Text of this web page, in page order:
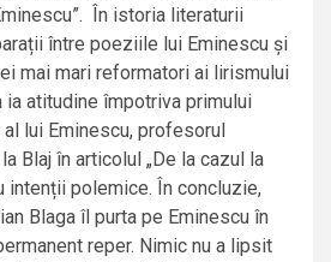
În istoria literaturii
între poeziile lui Eminescu și
mai mari reformatori ai lirismului
ia atitudine împotriva primului
lui Eminescu, profesorul
Blaj în articolul „De la cazul la
intenții polemice. În concluzie,
Blaga îl purta pe Eminescu în
reper. Nimic nu a lipsit